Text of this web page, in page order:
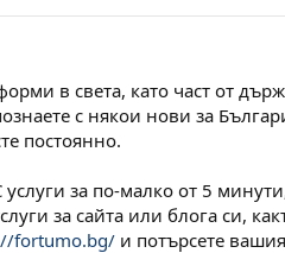
в света, като част от
с някои нови за
постоянно.
за по-малко от 5
за сайта или блога си,
fortumo.bg/ и потърсете